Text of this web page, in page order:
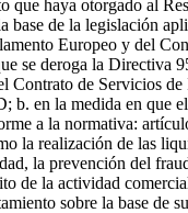
que haya otorgado al
de la legislación
Europeo y del
se deroga la Directiva
Contrato de Servicios
en la medida en que
a la normativa:
la realización de las
la prevención del
de la actividad
sobre la base